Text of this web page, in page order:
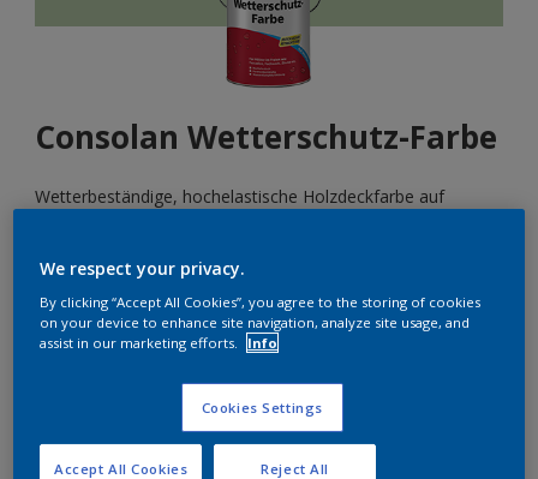
Consolan Wetterschutz-Farbe
Wetterbeständige, hochelastische Holzdeckfarbe auf
6019
FARBE ÄNDERN
1 L 2,5 L
We respect your privacy.
By clicking “Accept All Cookies”, you agree to the storing of cookies
on your device to enhance site navigation, analyze site usage, and
assist in our marketing efforts.
Info
Cookies Settings
Reject All
Accept All Cookies